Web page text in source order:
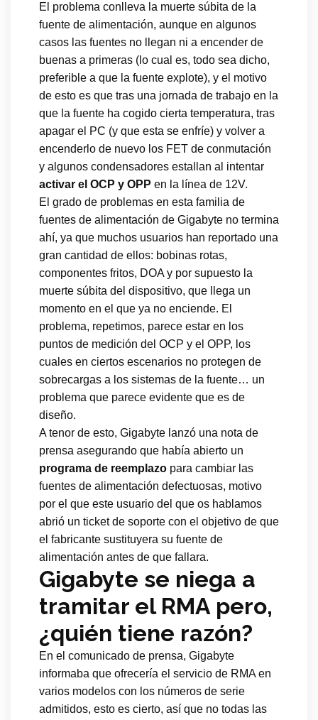
El problema conlleva la muerte súbita de la
fuente de alimentación, aunque en algunos
casos las fuentes no llegan ni a encender de
buenas a primeras (lo cual es, todo sea dicho,
preferible a que la fuente explote), y el motivo
de esto es que tras una jornada de trabajo en la
que la fuente ha cogido cierta temperatura, tras
apagar el PC (y que esta se enfríe) y volver a
encenderlo de nuevo los FET de conmutación
y algunos condensadores estallan al intentar
activar el OCP y OPP en la línea de 12V.
El grado de problemas en esta familia de
fuentes de alimentación de Gigabyte no termina
ahí, ya que muchos usuarios han reportado una
gran cantidad de ellos: bobinas rotas,
componentes fritos, DOA y por supuesto la
muerte súbita del dispositivo, que llega un
momento en el que ya no enciende. El
problema, repetimos, parece estar en los
puntos de medición del OCP y el OPP, los
cuales en ciertos escenarios no protegen de
sobrecargas a los sistemas de la fuente… un
problema que parece evidente que es de
diseño.
A tenor de esto, Gigabyte lanzó una nota de
prensa asegurando que había abierto un
programa de reemplazo para cambiar las
fuentes de alimentación defectuosas, motivo
por el que este usuario del que os hablamos
abrió un ticket de soporte con el objetivo de que
el fabricante sustituyera su fuente de
alimentación antes de que fallara.
Gigabyte se niega a
tramitar el RMA pero,
¿quién tiene razón?
En el comunicado de prensa, Gigabyte
informaba que ofrecería el servicio de RMA en
varios modelos con los números de serie
admitidos, esto es cierto, así que no todas las